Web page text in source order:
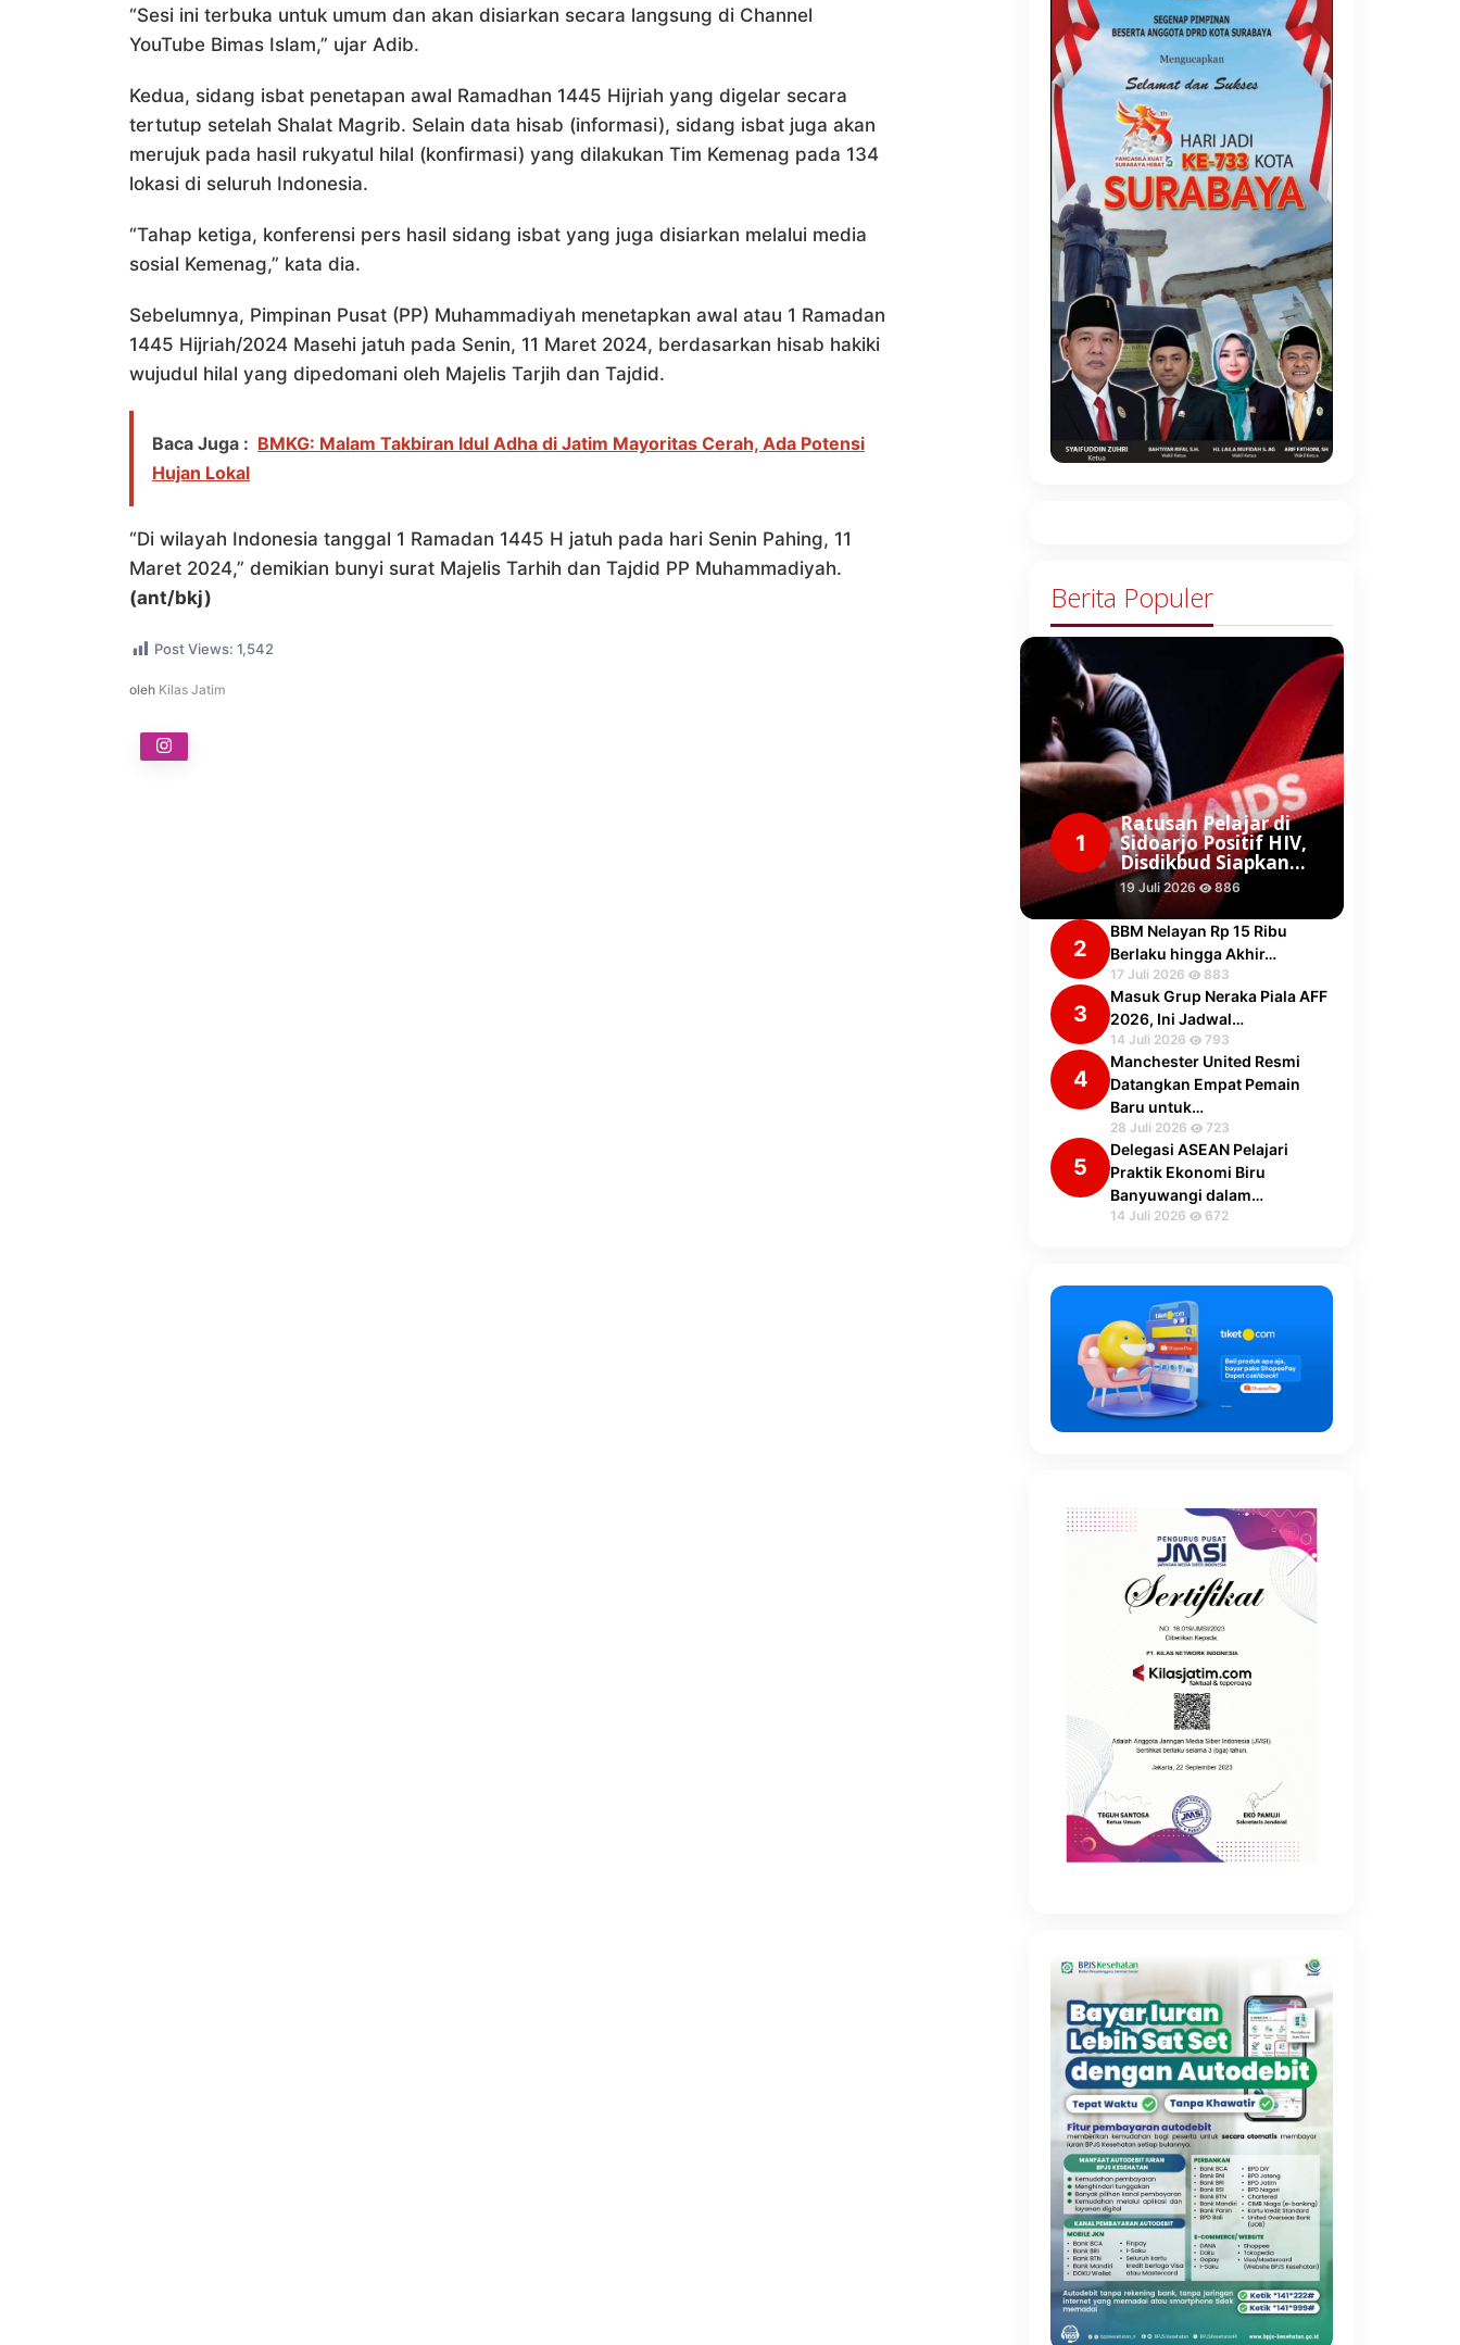
“Sesi ini terbuka untuk umum dan akan disiarkan secara langsung di Channel
YouTube Bimas Islam,” ujar Adib.
Kedua, sidang isbat penetapan awal Ramadhan 1445 Hijriah yang digelar secara
tertutup setelah Shalat Magrib. Selain data hisab (informasi), sidang isbat juga akan
merujuk pada hasil rukyatul hilal (konfirmasi) yang dilakukan Tim Kemenag pada 134
lokasi di seluruh Indonesia.
“Tahap ketiga, konferensi pers hasil sidang isbat yang juga disiarkan melalui media
sosial Kemenag,” kata dia.
Sebelumnya, Pimpinan Pusat (PP) Muhammadiyah menetapkan awal atau 1 Ramadan
1445 Hijriah/2024 Masehi jatuh pada Senin, 11 Maret 2024, berdasarkan hisab hakiki
wujudul hilal yang dipedomani oleh Majelis Tarjih dan Tajdid.
Baca Juga : BMKG: Malam Takbiran Idul Adha di Jatim Mayoritas Cerah, Ada Potensi
Hujan Lokal
“Di wilayah Indonesia tanggal 1 Ramadan 1445 H jatuh pada hari Senin Pahing, 11
Maret 2024,” demikian bunyi surat Majelis Tarhih dan Tajdid PP Muhammadiyah.
(ant/bkj)
Post Views: 1,542
oleh Kilas Jatim
Berita Populer
1
Ratusan Pelajar di
Sidoarjo Positif HIV,
Disdikbud Siapkan…
19 Juli 2026 886
2
BBM Nelayan Rp 15 Ribu
Berlaku hingga Akhir…
17 Juli 2026 883
3
Masuk Grup Neraka Piala AFF
2026, Ini Jadwal…
14 Juli 2026 793
4
Manchester United Resmi
Datangkan Empat Pemain
Baru untuk…
28 Juli 2026 723
5
Delegasi ASEAN Pelajari
Praktik Ekonomi Biru
Banyuwangi dalam…
14 Juli 2026 672